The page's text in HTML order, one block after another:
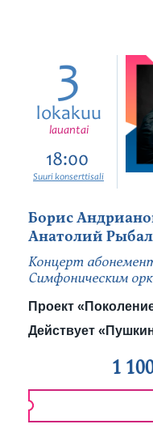
3
lokakuu
lauantai
18:00
Suuri konserttisali
Борис
Анатолий
Концерт
Симфоническим
Проект
Действует
1